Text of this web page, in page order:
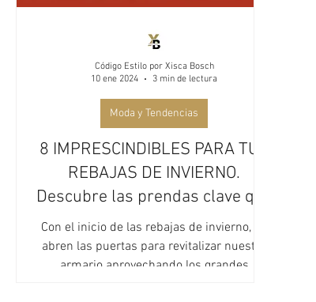
8 IMPRESCINDIBLES PARA TUS
REBAJAS DE INVIERNO.
Descubre las prendas clave que
transformarán tu estilo
Con el inicio de las rebajas de invierno, se
abren las puertas para revitalizar nuestro
armario aprovechando los grandes
Moda y Tendencias
Código Estilo por Xisca Bosch
10 ene 2024
3 min de lectura